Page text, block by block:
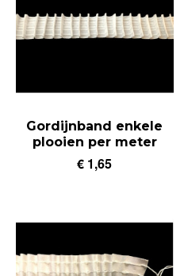
Gordijnband enkele
plooien per meter
€ 1,65